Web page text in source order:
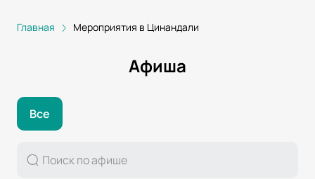
Главная Мероприятия в Цинандали
Афиша
Все